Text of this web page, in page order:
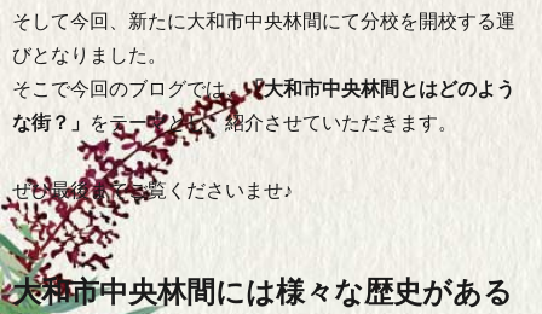
そして今回、新たに大和市中央林間にて分校を開校する運
びとなりました。
そこで今回のブログでは、「大和市中央林間とはどのよう
な街？」 をテーマとし、紹介させていただきます。
ぜひ最後までご覧くださいませ♪
大和市中央林間には様々な歴史がある